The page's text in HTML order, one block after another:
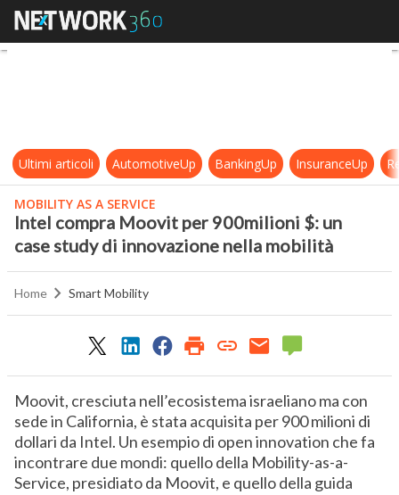
Intel compra Moovit per
Ultimi articoli AutomotiveUp BankingUp InsuranceUp
MOBILITY AS A SERVICE
Intel compra Moovit per 900milioni $: un
case study di innovazione nella mobilità
Home Smart Mobility
Moovit, cresciuta nell’ecosistema israeliano ma con
sede in California, è stata acquisita per 900 milioni di
dollari da Intel. Un esempio di open innovation che fa
incontrare due mondi: quello della Mobility-as-a-
Service, presidiato da Moovit, e quello della guida